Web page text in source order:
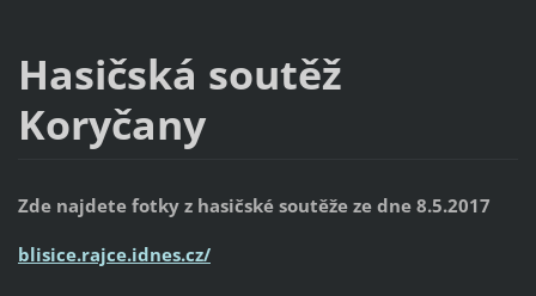
Hasičská soutěž
Koryčany
Zde najdete fotky z hasičské soutěže ze dne 8.5.2017
blisice.rajce.idnes.cz/